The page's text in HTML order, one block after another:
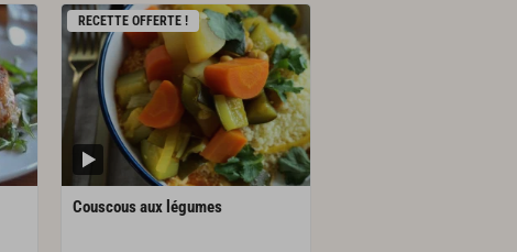
RECETTE OFFERTE !
Couscousaux légumes